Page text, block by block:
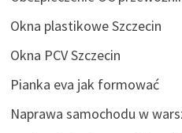
Okna plastikowe Szczecin
Okna PCV Szczecin
Pianka eva jak formować
Naprawa samochodu w